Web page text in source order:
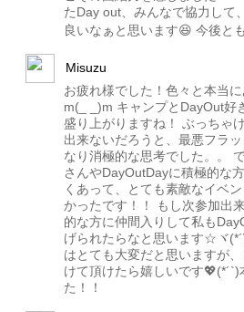
たDay out、みんなで協力して
良いなぁと思います😆 今後と
Misuzu
お疲れ様でした！色々と本当
m(_ _)m キャンプとDayOut好
盛り上がりますね！ ぶっちゃ
出来ないだろうと、最悪フラ
なり消極的な思考でした。。
さんやDayOutDayに積極的な
くあって、とても素敵なイベ
かったです！！ もし次参加出
的な方に仲間入りして私も
げられたらなと思います☆ヾ
はとても大変だと思いますが
けて頂けたら嬉しいです
た！！